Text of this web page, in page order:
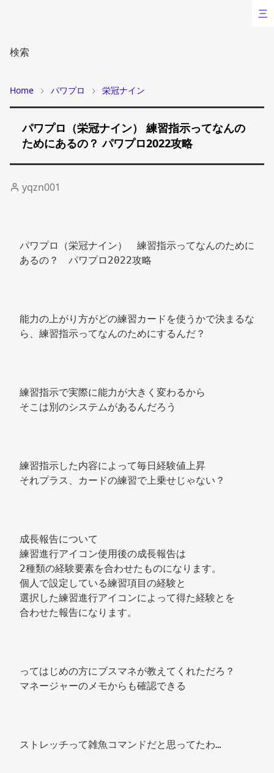
検索
Home パワプロ 栄冠ナイン
パワプロ（栄冠ナイン） 練習指示ってなんの
ためにあるの？ パワプロ2022攻略
yqzn001
パワプロ（栄冠ナイン）　練習指示ってなんのために
あるの？　パワプロ2022攻略
能力の上がり方がどの練習カードを使うかで決まるな
ら、練習指示ってなんのためにするんだ？
練習指示で実際に能力が大きく変わるから
そこは別のシステムがあるんだろう
練習指示した内容によって毎日経験値上昇
それプラス、カードの練習で上乗せじゃない？
成長報告について
練習進行アイコン使用後の成長報告は
2種類の経験要素を合わせたものになります。
個人で設定している練習項目の経験と
選択した練習進行アイコンによって得た経験とを
合わせた報告になります。
ってはじめの方にブスマネが教えてくれただろ？
マネージャーのメモからも確認できる
ストレッチって雑魚コマンドだと思ってたわ…
三